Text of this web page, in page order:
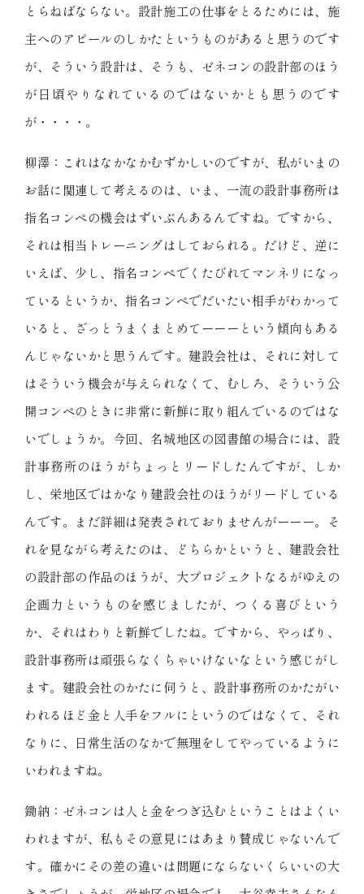
とらねばならない。設計施工の仕事をとるためには、施
主へのアピールのしかたというものがあると思うのです
が、そういう設計は、そうも、ゼネコンの設計部のほう
が日頃やりなれているのではないかとも思うのです
が・・・・。
柳澤：これはなかなかむずかしいのですが、私がいまの
お話に関連して考えるのは、いま、一流の設計事務所は
指名コンペの機会はずいぶんあるんですね。ですから、
それは相当トレーニングはしておられる。だけど、逆に
いえば、少し、指名コンペでくたびれてマンネリになっ
ているというか、指名コンペでだいたい相手がわかって
いると、ざっとうまくまとめてーーーという傾向もある
んじゃないかと思うんです。建設会社は、それに対して
はそういう機会が与えられなくて、むしろ、そういう公
開コンペのときに非常に新鮮に取り組んでいるのではな
いでしょうか。今回、名城地区の図書館の場合には、設
計事務所のほうがちょっとリードしたんですが、しか
し、栄地区ではかなり建設会社のほうがリードしている
んです。まだ詳細は発表されておりませんがーーー。そ
れを見ながら考えたのは、どちらかというと、建設会社
の設計部の作品のほうが、大プロジェクトなるがゆえの
企画力というものを感じましたが、つくる喜びという
か、それはわりと新鮮でしたね。ですから、やっぱり、
設計事務所は頑張らなくちゃいけないなという感じがし
ます。建設会社のかたに伺うと、設計事務所のかたがい
われるほど金と人手をフルにというのではなくて、それ
なりに、日常生活のなかで無理をしてやっているように
いわれますね。
鋤納：ゼネコンは人と金をつぎ込むということはよくい
われますが、私もその意見にはあまり賛成じゃないんで
す。確かにその差の違いは問題にならないくらいいの大